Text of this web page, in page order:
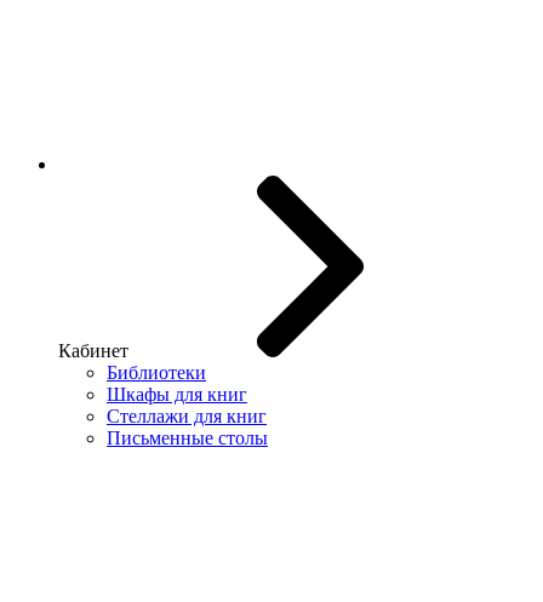
Кабинет
Библиотеки
Шкафы для книг
Стеллажи для книг
Письменные столы